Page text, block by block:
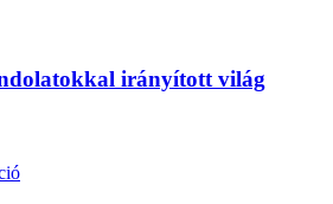
irányított világ